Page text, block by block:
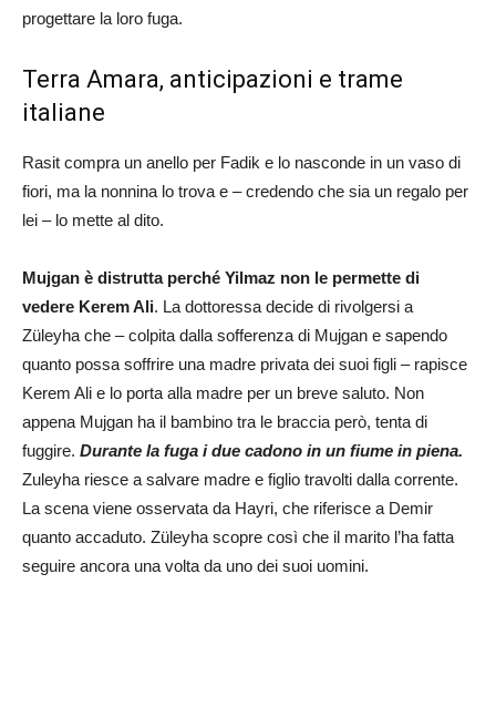
progettare la loro fuga.
Terra Amara, anticipazioni e trame
italiane
Rasit compra un anello per Fadik e lo nasconde in un vaso di
fiori, ma la nonnina lo trova e – credendo che sia un regalo per
lei – lo mette al dito.
Mujgan è distrutta perché Yilmaz non le permette di
vedere Kerem Ali. La dottoressa decide di rivolgersi a
Züleyha che – colpita dalla sofferenza di Mujgan e sapendo
quanto possa soffrire una madre privata dei suoi figli – rapisce
Kerem Ali e lo porta alla madre per un breve saluto. Non
appena Mujgan ha il bambino tra le braccia però, tenta di
fuggire. Durante la fuga i due cadono in un fiume in piena.
Zuleyha riesce a salvare madre e figlio travolti dalla corrente.
La scena viene osservata da Hayri, che riferisce a Demir
quanto accaduto. Züleyha scopre così che il marito l’ha fatta
seguire ancora una volta da uno dei suoi uomini.